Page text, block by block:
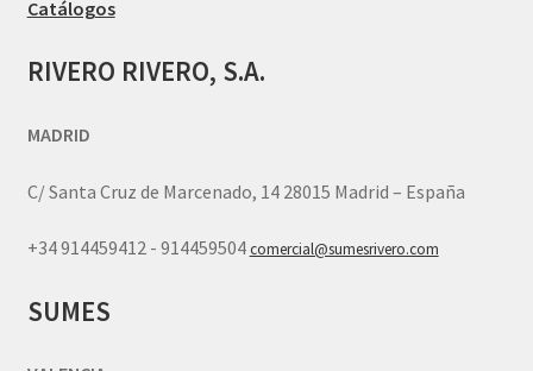
Catálogos
RIVERO RIVERO, S.A.
MADRID
C/ Santa Cruz de Marcenado, 14 28015 Madrid – España
+34 914459412 - 914459504comercial@sumesrivero.com
SUMES